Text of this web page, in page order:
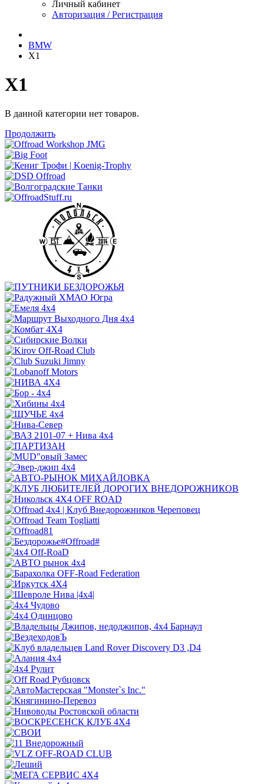
Личный кабинет
Авторизация / Регистрация
BMW
X1
X1
В данной категории нет товаров.
Продолжить